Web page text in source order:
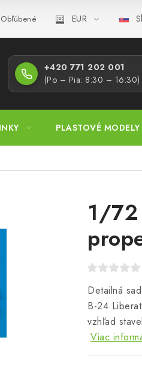
Zásady ochrany osobných údajov
Obľúbené EUR
+420 771 202 001​
(Po – Pia: 8:30 – 16:30)
PLASTOVÉ MODELY
1/
Detailná
B-24
vzhľad
Viac